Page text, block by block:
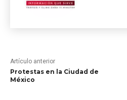
Artículo anterior
Protestas en la Ciudad de
México